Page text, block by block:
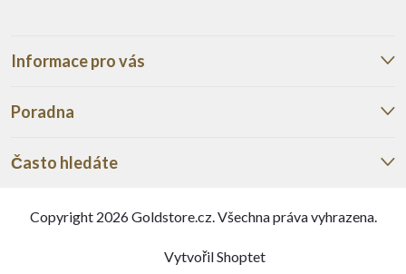
Informace pro vás
Poradna
Často hledáte
Vytvořil Shoptet
Copyright 2026Goldstore.cz. Všechna práva vyhrazena.